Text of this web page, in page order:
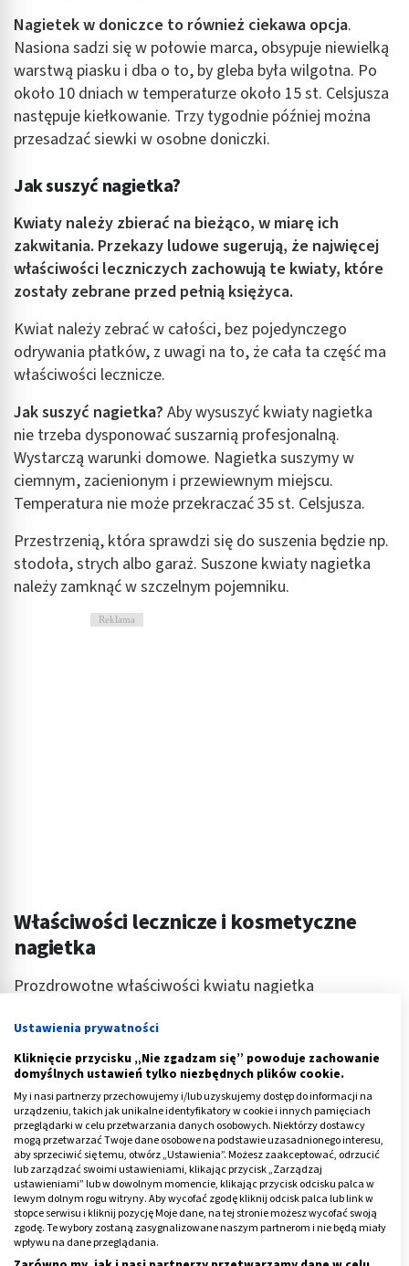
Nagietek w doniczce to również ciekawa opcja.
Nasiona sadzi się w połowie marca, obsypuje niewielką
warstwą piasku i dba o to, by gleba była wilgotna. Po
około 10 dniach w temperaturze około 15 st. Celsjusza
następuje kiełkowanie. Trzy tygodnie później można
przesadzać siewki w osobne doniczki.
Jak suszyć nagietka?
Kwiaty należy zbierać na bieżąco, w miarę ich
zakwitania. Przekazy ludowe sugerują, że najwięcej
właściwości leczniczych zachowują te kwiaty, które
zostały zebrane przed pełnią księżyca.
Kwiat należy zebrać w całości, bez pojedynczego
odrywania płatków, z uwagi na to, że cała ta część ma
właściwości lecznicze.
Jak suszyć nagietka? Aby wysuszyć kwiaty nagietka
nie trzeba dysponować suszarnią profesjonalną.
Wystarczą warunki domowe. Nagietka suszymy w
ciemnym, zacienionym i przewiewnym miejscu.
Temperatura nie może przekraczać 35 st. Celsjusza.
Przestrzenią, która sprawdzi się do suszenia będzie np.
stodoła, strych albo garaż. Suszone kwiaty nagietka
należy zamknąć w szczelnym pojemniku.
Reklama
Właściwości lecznicze i kosmetyczne
nagietka
Prozdrowotne właściwości kwiatu nagietka
rozpisywali się tacy wielcy tamtych czasów jak:
Teofrast, Dioskurides czy Pliniusz.
W średniowieczu nagietek był chętnie uprawiany w
ogrodach przyklasztornych. Czasy odrodzenia to
moment, gdy nagietek staje się środkiem polecanym
na tzw. chorobę żółci i ciężkie oddychanie. Tę roślinę
rekomendował wówczas Szymon Syreniusz.
Nagietka bardzo chętnie wykorzystywała również
znana XII-wieczna mniszka, święta Hildegarda.
Ustawienia prywatności
Kliknięcie przycisku „Nie zgadzam się” powoduje zachowanie
domyślnych ustawień tylko niezbędnych plików cookie.
My i nasi partnerzy przechowujemy i/lub uzyskujemy dostęp do informacji na
urządzeniu, takich jak unikalne identyfikatory w cookie i innych pamięciach
przeglądarki w celu przetwarzania danych osobowych. Niektórzy dostawcy
mogą przetwarzać Twoje dane osobowe na podstawie uzasadnionego interesu,
aby sprzeciwić się temu, otwórz „Ustawienia”. Możesz zaakceptować, odrzucić
lub zarządzać swoimi ustawieniami, klikając przycisk „Zarządzaj
ustawieniami” lub w dowolnym momencie, klikając przycisk odcisku palca w
lewym dolnym rogu witryny. Aby wycofać zgodę kliknij odcisk palca lub link w
stopce serwisu i kliknij pozycję Moje dane, na tej stronie możesz wycofać swoją
zgodę. Te wybory zostaną zasygnalizowane naszym partnerom i nie będą miały
wpływu na dane przeglądania.